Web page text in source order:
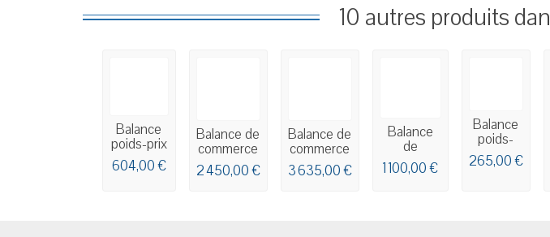
10 autres produits
Balance
poids-prix
à tickets
BAXTRAN
604,00 €
Balance de
commerce
tactile
MARQUES
2 450,00 €
Balance de
commerce
tactile
MARQUES
3 635,00 €
Balance
de
commerce
tactile
1 100,00 €
Balance
poids-
prix
KERN
265,00 €